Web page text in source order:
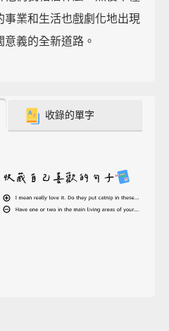
事業和生活也戲劇化地出現
義的全新道路。
收錄的單字